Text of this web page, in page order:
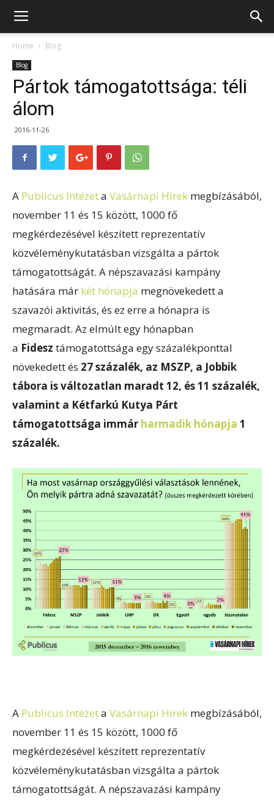
Home Blog
Blog
Pártok támogatottsága: téli
álom
2016-11-26
A Publicus Intézeta Vasárnapi Hírek megbízásából,
november 11 és 15 között, 1000 fő
megkérdezésével készített reprezentatív
közvéleménykutatásban vizsgálta a pártok
támogatottságát. A népszavazási kampány
hatására már két hónapja megnövekedett a
szavazói aktivitás, és ez erre a hónapra is
megmaradt. Az elmúlt egy hónapban
a Fidesz támogatottsága egy százalékponttal
növekedett és 27 százalék, az MSZP, a Jobbik
tábora is változatlan maradt 12, és 11 százalék,
valamint a Kétfarkú Kutya Párt
támogatottsága immár harmadik hónapja 1
százalék.
A Publicus Intézeta Vasárnapi Hírek megbízásából,
november 11 és 15 között, 1000 fő
megkérdezésével készített reprezentatív
közvéleménykutatásban vizsgálta a pártok
támogatottságát. A népszavazási kampány